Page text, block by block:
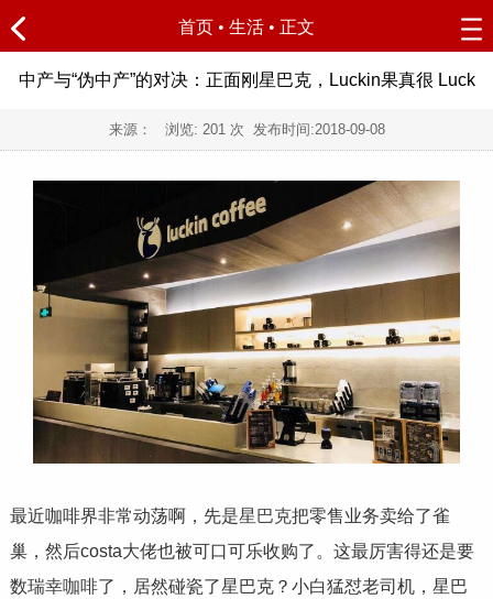
首页 • 生活 • 正文
中产与“伪中产”的对决：正面刚星巴克，Luckin果真很 Luck
来源： 浏览: 201 次 发布时间:2018-09-08
最近咖啡界非常动荡啊，先是星巴克把零售业务卖给了雀
巢，然后costa大佬也被可口可乐收购了。这最厉害得还是要
数瑞幸咖啡了，居然碰瓷了星巴克？小白猛怼老司机，星巴